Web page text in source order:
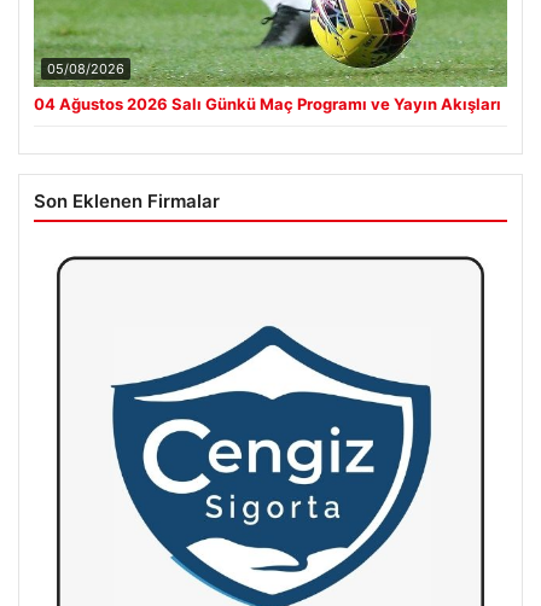
05/08/2026
04 Ağustos 2026 Salı Günkü Maç Programı ve Yayın Akışları
Son Eklenen Firmalar